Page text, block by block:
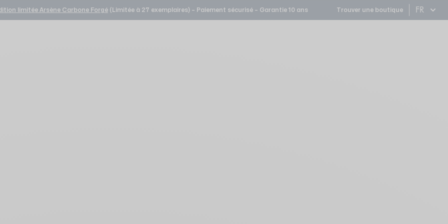
limitée Arsène Carbone Forgé (Limitée à 27 exemplaires) – Paiement sécurisé – Garantie 10 ans Trouver une boutique
FR